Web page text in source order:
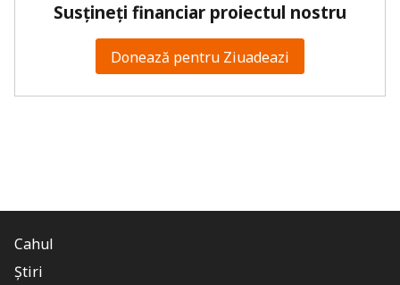
Susțineți financiar proiectul nostru
Donează pentru Ziuadeazi
Cahul
Știri